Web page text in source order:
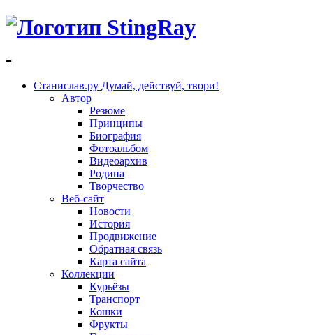
≡
Станислав.ру Думай, действуй, твори!
Автор
Резюме
Принципы
Биография
Фотоальбом
Видеоархив
Родина
Творчество
Веб-сайт
Новости
История
Продвижение
Обратная связь
Карта сайта
Коллекции
Курьёзы
Транспорт
Кошки
Фрукты